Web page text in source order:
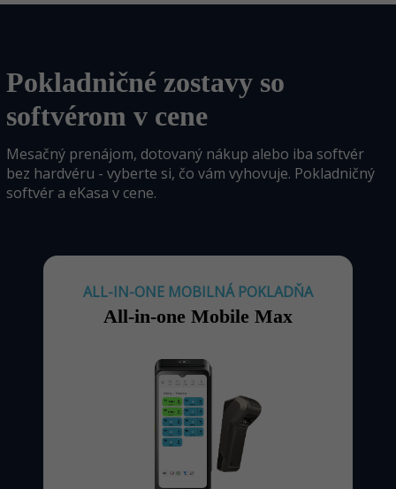
Pokladničné zostavy so
softvérom v cene
Mesačný prenájom, dotovaný nákup alebo iba softvér
bez hardvéru - vyberte si, čo vám vyhovuje. Pokladničný
softvér a eKasa v cene.
ALL-IN-ONE MOBILNÁ POKLADŇA
All-in-one Mobile Max